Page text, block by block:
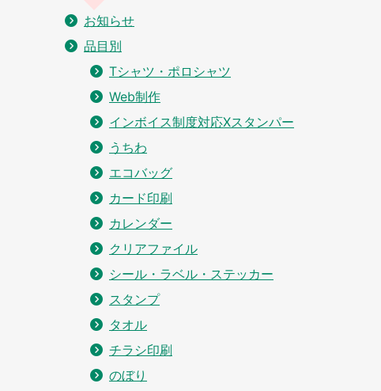
お知らせ
品目別
Tシャツ・ポロシャツ
Web制作
インボイス制度対応Xスタンパー
うちわ
エコバッグ
カード印刷
カレンダー
クリアファイル
シール・ラベル・ステッカー
スタンプ
タオル
チラシ印刷
のぼり